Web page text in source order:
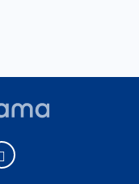
Facebook
sur X
Boursorama sur